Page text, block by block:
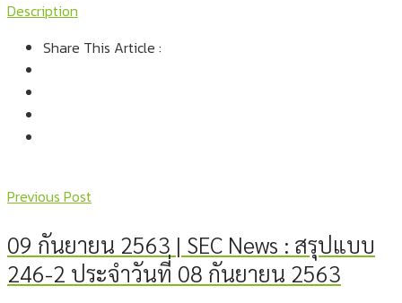
Description
Share This Article :
Previous Post
09 กันยายน 2563 | SEC News : สรุปแบบ
246-2 ประจำวันที่ 08 กันยายน 2563